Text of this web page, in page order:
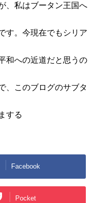
、私はブータン王国へ
す。今現在でもシリア
和への近道だと思うの
、このブログのサブタ
する
Facebook
Pocket